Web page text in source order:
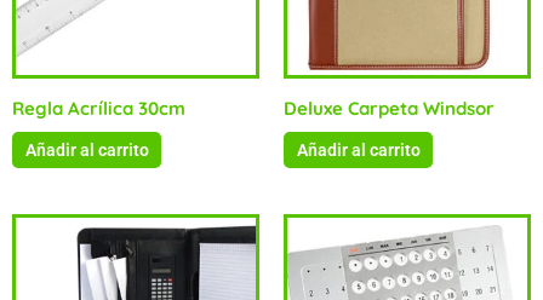
Regla Acrílica 30cm
Añadir al carrito
Deluxe Carpeta Windsor
Añadir al carrito